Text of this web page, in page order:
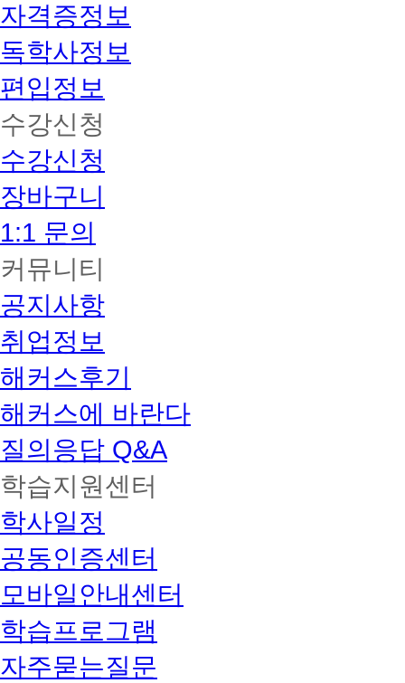
자격증정보
독학사정보
편입정보
수강신청
수강신청
장바구니
1:1 문의
커뮤니티
공지사항
취업정보
해커스후기
해커스에 바란다
질의응답 Q&A
학습지원센터
학사일정
공동인증센터
모바일안내센터
학습프로그램
자주묻는질문